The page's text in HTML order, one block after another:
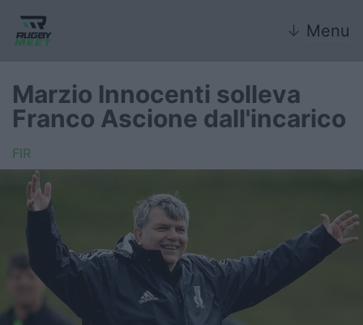
↓ Menu
Nazionali giovanili
Rugby Sevens
FIR
Internazionale
6 Nazioni
Marzio Innocenti solleva
Franco Ascione dall'incarico
FIR